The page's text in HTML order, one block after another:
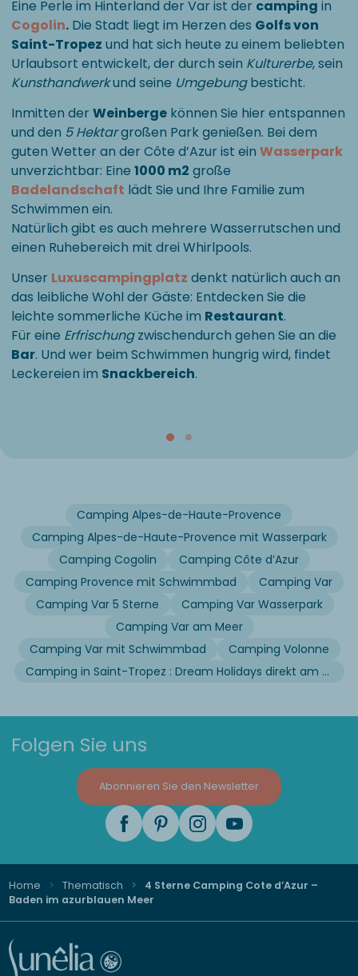
Eine Perle im Hinterland der Var ist der camping in
Cogolin. Die Stadt liegt im Herzen des Golfs von
Saint-Tropez und hat sich heute zu einem beliebten
Urlaubsort entwickelt, der durch sein Kulturerbe, sein
Kunsthandwerkund seine Umgebungbesticht.
Inmitten der Weinberge können Sie hier entspannen
und den 5 Hektargroßen Park genießen. Bei dem
guten Wetter an der Côte d’Azur ist ein Wasserpark
unverzichtbar: Eine 1000 m2 große
Badelandschaft lädt Sie und Ihre Familie zum
Schwimmen ein.
Natürlich gibt es auch mehrere Wasserrutschen und
einen Ruhebereich mit drei Whirlpools.
Unser Luxuscampingplatz denkt natürlich auch an
das leibliche Wohl der Gäste: Entdecken Sie die
leichte sommerliche Küche im Restaurant.
Für eine Erfrischungzwischendurch gehen Sie an die
Bar. Und wer beim Schwimmen hungrig wird, findet
Leckereien im Snackbereich.
Camping Alpes-de-Haute-Provence
Camping Alpes-de-Haute-Provence mit Wasserpark
Camping Cogolin
Camping Côte d’Azur
Camping Provence mit Schwimmbad
Camping Var
Camping Var 5 Sterne
Camping Var Wasserpark
Camping Var am Meer
Camping Var mit Schwimmbad
Camping Volonne
Camping in Saint-Tropez : Dream Holidays direkt am meer an der Côte d'Azur
Folgen Sie uns
Abonnieren Sie den Newsletter
Home Thematisch
4 Sterne Camping Cote d’Azur –
Baden im azurblauen Meer